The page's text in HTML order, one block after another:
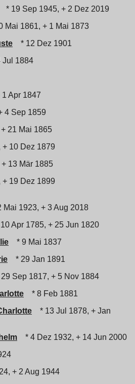
* 19 Sep 1945, + 2 Dez 2019
Mai 1861, + 1 Mai 1873
* 12 Dez 1901
Jul 1884
Apr 1847
4 Sep 1859
21 Mai 1865
10 Dez 1879
13 Mär 1885
19 Dez 1899
Mai 1923, + 3 Aug 2018
Apr 1785, + 25 Jun 1820
* 9 Mai 1837
* 29 Jan 1891
Sep 1817, + 5 Nov 1884
* 8 Feb 1881
* 13 Jul 1878, + Jan
* 4 Dez 1932, + 14 Jun 2000
+ 2 Aug 1944